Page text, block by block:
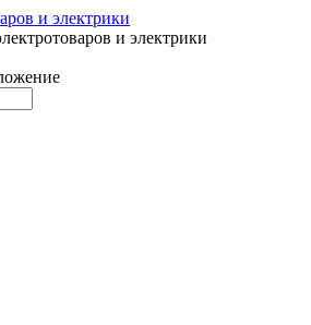
и электрики